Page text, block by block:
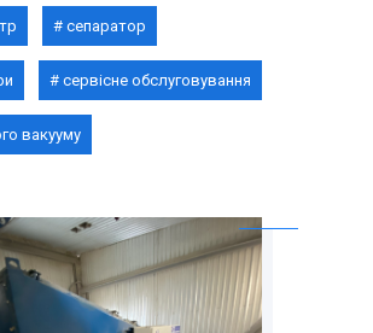
сепаратор
сервісне обслуговування
вакууму